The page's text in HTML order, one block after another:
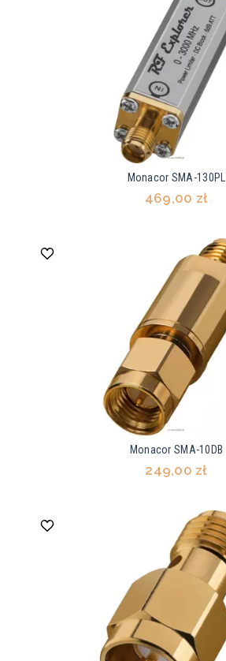
Monacor SMA-130PL
469,00 zł
Monacor SMA-10DB
249,00 zł